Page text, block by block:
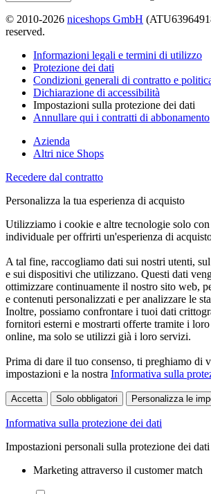
© 2010-2026 niceshops GmbH
reserved.
Informazioni legali e termini di utilizzo
Protezione dei dati
Condizioni generali di contratto e
Dichiarazione di accessibilità
Impostazioni sulla protezione dei dati
Annullare qui i contratti di abbonamento
Azienda
Altri nice Shops
Recedere dal contratto
Personalizza la tua esperienza di acquisto
Utilizziamo i cookie e altre tecnologie solo
individuale per offrirti un'esperienza di
A tal fine, raccogliamo dati sui nostri utenti,
e sui dispositivi che utilizzano. Questi dati
ottimizzare continuamente il nostro sito web,
e contenuti personalizzati e per analizzare le
Inoltre, possiamo confrontare i tuoi dati
fornitori esterni e mostrarti offerte tramite i
online, ma solo se utilizzi già i loro servizi.
Prima di dare il tuo consenso, ti preghiamo di
impostazioni e la nostra Informativa sulla
Accetta Solo obbligatori Personalizza le
Informativa sulla protezione dei dati
Impostazioni personali sulla protezione dei dati
Marketing attraverso il customer match